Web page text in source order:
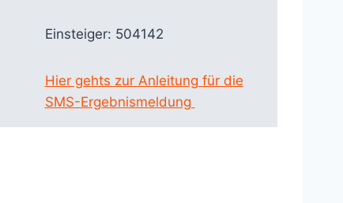
Einsteiger: 504142
Hier gehts zur Anleitung für die
SMS-Ergebnismeldung